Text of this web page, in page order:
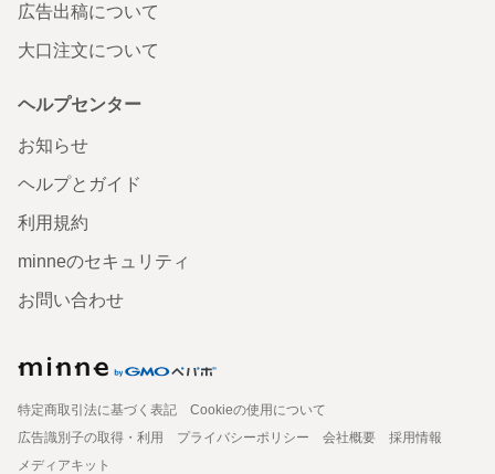
広告出稿について
大口注文について
ヘルプセンター
お知らせ
ヘルプとガイド
利用規約
minneのセキュリティ
お問い合わせ
特定商取引法に基づく表記
Cookieの使用について
広告識別子の取得・利用
プライバシーポリシー 会社概要
採用情報
メディアキット